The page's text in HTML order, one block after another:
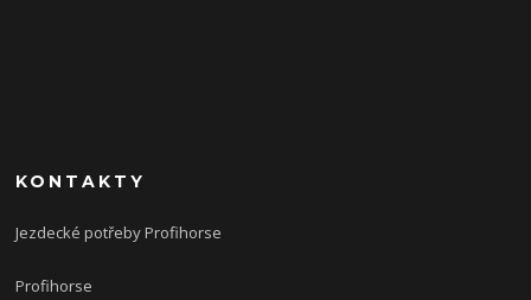
KONTAKTY
Jezdecké potřeby Profihorse
Profihorse